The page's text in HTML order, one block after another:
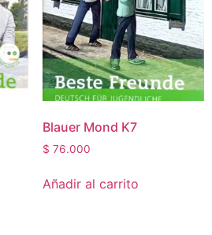
Blauer Mond K7
$ 76.000
Añadir al carrito